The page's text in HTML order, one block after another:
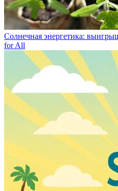
Солнечная энергетика:
for All